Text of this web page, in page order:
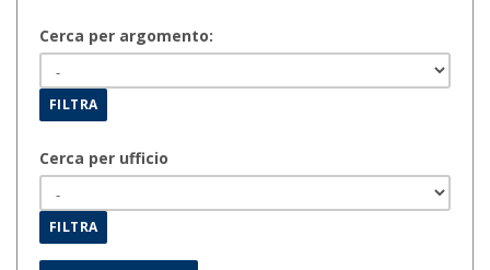
Cerca per argomento:
Cerca per ufficio